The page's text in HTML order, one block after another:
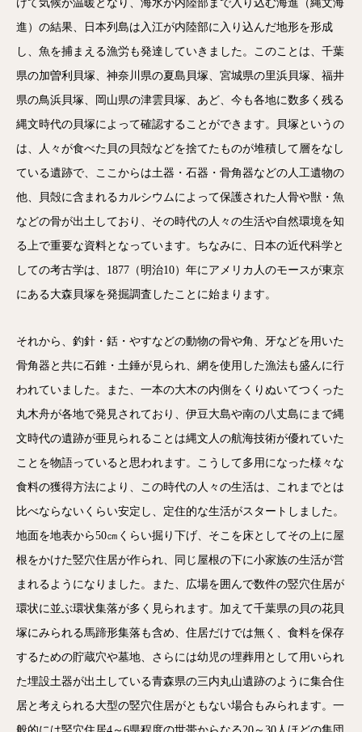
けて気候が温暖となり、海水が内陸部まで入り込む海進（縄文海
進）の結果、日本列島は入江が内陸部に入り込んだ地形を形成
し、魚を捕まえる漁労も発達していきました。このことは、千葉
県の加曽利貝塚、神奈川県の夏島貝塚、宮城県の里浜貝塚、福井
県の鳥浜貝塚、岡山県の津雲貝塚、あど、今も各地に数多く残る
縄文時代の貝塚によって確認することができます。貝塚というの
は、人々が食べた貝の貝殻などを捨てたものが堆積して層をなし
ている遺跡で、ここからは土器・石器・骨角器などの人工遺物の
他、貝殻に含まれるカルシウムによって保護された人骨や獣・魚
などの骨が出土しており、その時代の人々の生活や自然環境を知
る上で重要な資料となっています。ちなみに、日本の近代科学と
しての考古学は、1877（明治10）年にアメリカ人のモースが東京
にある大森貝塚を発掘調査したことに始まります。
それから、釣針・銛・やすなどの動物の骨や角、牙などを用いた
骨角器と共に石錐・土錘が見られ、網を使用した漁法も盛んに行
われていました。また、一本の大木の内側をくりぬいてつくった
丸木舟が各地で発見されており、伊豆大島や南の八丈島にまで縄
文時代の遺跡が亜見られることは縄文人の航海技術が優れていた
ことを物語っていると思われます。こうして多用になった様々な
食料の獲得方法により、この時代の人々の生活は、これまでとは
比べならないくらい安定し、定住的な生活がスタートしました。
地面を地表から50㎝くらい掘り下げ、そこを床としてその上に屋
根をかけた竪穴住居が作られ、同じ屋根の下に小家族の生活が営
まれるようになりました。また、広場を囲んで数件の竪穴住居が
環状に並ぶ環状集落が多く見られます。加えて千葉県の貝の花貝
塚にみられる馬蹄形集落も含め、住居だけでは無く、食料を保存
するための貯蔵穴や墓地、さらには幼児の埋葬用として用いられ
た埋設土器が出土している青森県の三内丸山遺跡のように集合住
居と考えられる大型の竪穴住居がともない場合もみられます。一